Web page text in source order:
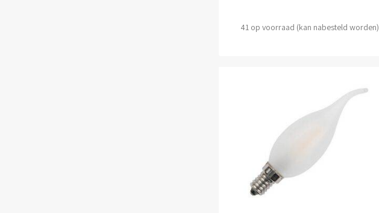
41 op voorraad (kan nabesteld worden)